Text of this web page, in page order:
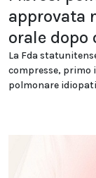
approvata
orale dopo
La Fda
compresse, primo
polmonare